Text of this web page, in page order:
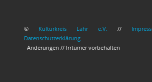
© Kulturkreis Lahr e.V. //
Datenschutzerklärung
Änderungen // Irrtümer vorbehalten